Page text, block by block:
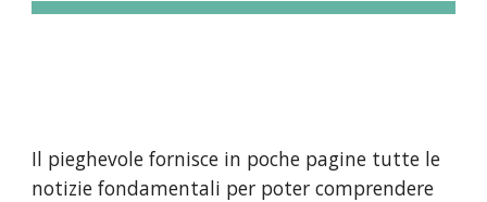
Il pieghevole fornisce in poche pagine tutte le
notizie fondamentali per poter comprendere